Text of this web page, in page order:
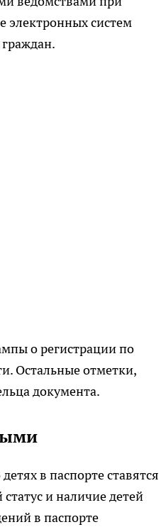
электронных систем
о регистрации по
Остальные отметки,
документа.
в паспорте ставятся
и наличие детей
в паспорте